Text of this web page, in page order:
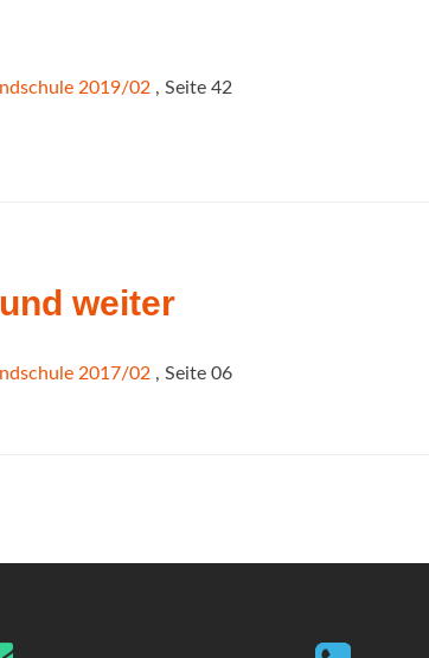
2019/02 , Seite 42
weiter
2017/02 , Seite 06